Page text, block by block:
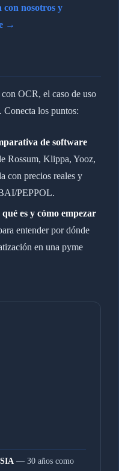
con nosotros y
→
OCR, el caso de uso
Conecta los puntos:
de software
Rossum, Klippa, Yooz,
con precios reales y
PEPPOL.
es y cómo empezar
entender por dónde
en una pyme
— 30 años como